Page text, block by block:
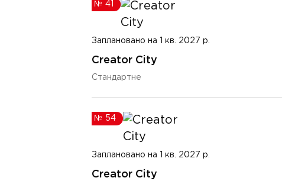
№ 41
Заплановано на 1 кв. 2027 р.
Creator City
Стандартне
№ 54
Заплановано на 1 кв. 2027 р.
Creator City